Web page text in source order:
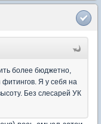
более бюджетно,
Я у себя на
Без слесарей УК